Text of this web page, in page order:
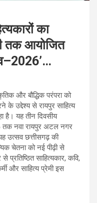
का
तक आयोजित
और बौद्धिक परंपरा को
उद्देश्य से रायपुर साहित्य
है। यह तीन दिवसीय
तक नवा रायपुर अटल नगर
उत्सव छत्तीसगढ़ की
चेतना को नई पीढ़ी से
साहित्यकार, कवि,
और साहित्य प्रेमी इस